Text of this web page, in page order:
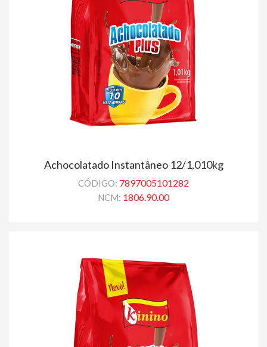
Achocolatado Instantâneo 12/1,010kg
CÓDIGO: 7897005101282
NCM: 1806.90.00